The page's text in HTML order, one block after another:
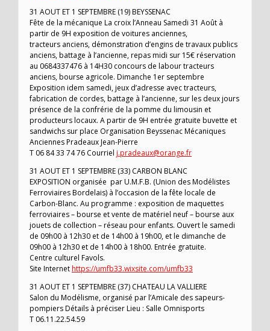
31 AOUT ET 1 SEPTEMBRE (19) BEYSSENAC
Fête de la mécanique La croix l’Anneau Samedi 31 Août à
partir de 9H exposition de voitures anciennes,
tracteurs anciens, démonstration d’engins de travaux publics
anciens, battage à l’ancienne, repas midi sur 15€ réservation
au 0684337476 à 14H30 concours de labour tracteurs
anciens, bourse agricole. Dimanche 1er septembre
Exposition idem samedi, jeux d’adresse avec tracteurs,
fabrication de cordes, battage à l’ancienne, sur les deux jours
présence de la confrérie de la pomme du limousin et
producteurs locaux. A partir de 9H entrée gratuite buvette et
sandwichs sur place Organisation Beyssenac Mécaniques
Anciennes Pradeaux Jean-Pierre
T 06 84 33 74 76 Courriel j.pradeaux@orange.fr
31 AOUT ET 1 SEPTEMBRE (33) CARBON BLANC
EXPOSITION organisée par U.M.F.B. (Union des Modélistes
Ferroviaires Bordelais) à l’occasion de la fête locale de
Carbon-Blanc. Au programme : exposition de maquettes
ferroviaires – bourse et vente de matériel neuf – bourse aux
jouets de collection – réseau pour enfants. Ouvert le samedi
de 09h00 à 12h30 et de 14h00 à 19h00, et le dimanche de
09h00 à 12h30 et de 14h00 à 18h00. Entrée gratuite.
Centre culturel Favols.
Site Internethttps://umfb33.wixsite.com/umfb33
31 AOUT ET 1 SEPTEMBRE (37) CHATEAU LA VALLIERE
Salon du Modélisme, organisé par l’Amicale des sapeurs-
pompiers Détails à préciser Lieu : Salle Omnisports
T 06.11.22.54.59